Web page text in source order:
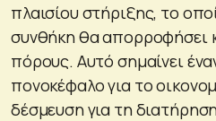
πλαισίου στήριξης, το
συνθήκη θα απορροφήσει
πόρους. Αυτό σημαίνει
πονοκέφαλο για το
δέσμευση για τη